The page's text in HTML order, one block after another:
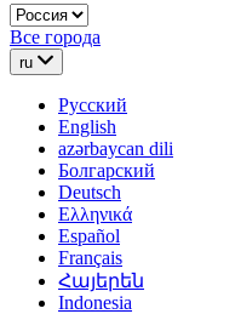
Все города
ru
Русский
English
azərbaycan dili
Болгарский
Deutsch
Ελληνικά
Español
Français
Հայերեն
Indonesia